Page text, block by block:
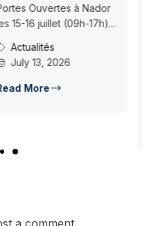
Inscription jusqu’au
07-18ISMAC ouvre les
candidatures au
d’accès en L1 pour...
Concours Post-Bac